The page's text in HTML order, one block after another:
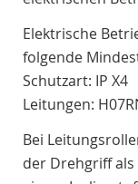
Elektrische
folgende
Schutzart: IP X4
Leitungen:
Bei
der Drehgriff